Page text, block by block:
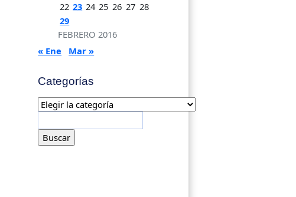
FEBRERO 2016
22 23 24 25 26 27 28
29
« Ene Mar »
Categorías
Categorías